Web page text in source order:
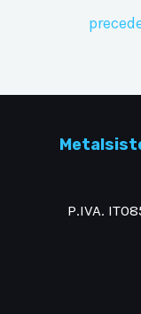
P.IVA.